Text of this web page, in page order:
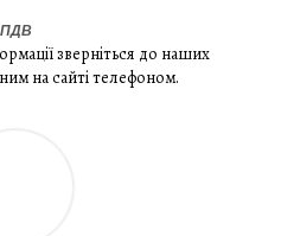
ПДВ
зверніться до наших
на сайті телефоном.